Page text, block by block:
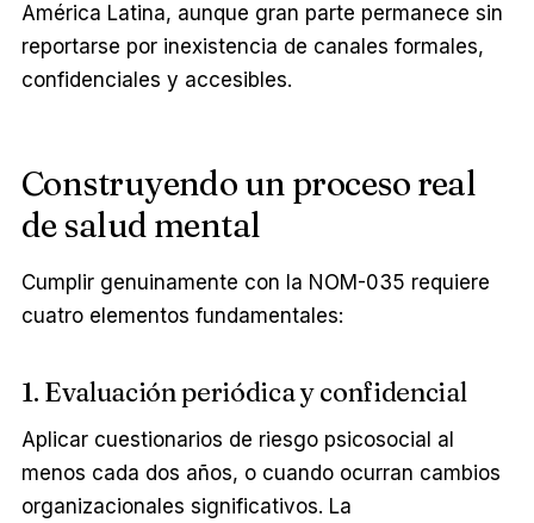
América Latina, aunque gran parte permanece sin
reportarse por inexistencia de canales formales,
confidenciales y accesibles.
Construyendo un proceso real
de salud mental
Cumplir genuinamente con la NOM-035 requiere
cuatro elementos fundamentales:
1. Evaluación periódica y confidencial
Aplicar cuestionarios de riesgo psicosocial al
menos cada dos años, o cuando ocurran cambios
organizacionales significativos. La